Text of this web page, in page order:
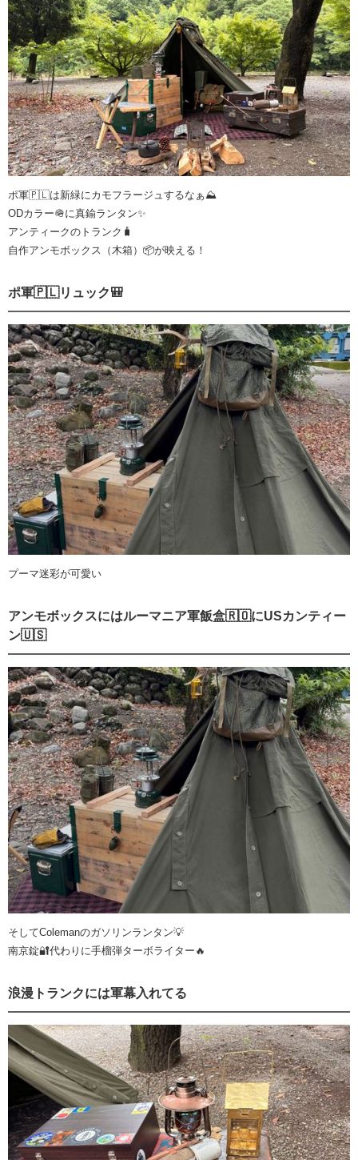
ポ軍🇵🇱は新緑にカモフラージュするなぁ⛰️
ODカラー🪖に真鍮ランタン✨
アンティークのトランク🧳
自作アンモボックス（木箱）📦が映える！
ポ軍🇵🇱リュック🎒
プーマ迷彩が可愛い
アンモボックスにはルーマニア軍飯盒🇷🇴にUSカンティー
ン🇺🇸
そしてColemanのガソリンランタン💡
南京錠🔐代わりに手榴弾ターボライター🔥
浪漫トランクには軍幕入れてる